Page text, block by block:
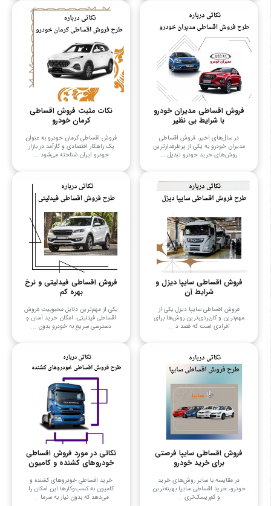
فروش اقساطی مدیران خودرو
با شرایط بی نظیر
در سال‌های اخیر، فروش اقساطی
مدیران خودرو به یکی از پرطرفدارترین
روش‌های خرید خودرو تبدیل ...
نکات مثبت فروش اقساطی
کرمان خودرو
فروش اقساطی کرمان خودرو به عنوان
یک راهکار اقتصادی و کارآمد در بازار
خودرو ایران شناخته می‌شود ...
فروش اقساطی سایپا دیزل و
شرایط آن
فروش اقساطی سایپا دیزل یکی از
مهم‌ترین و کاربردی‌ترین روش‌ها برای
افرادی است که قصد د ...
فروش اقساطی فیدلیتی و نرخ
بهره کم
یکی از مهم‌ترین دلایل محبوبیت فروش
اقساطی فیدلیتی، امکان خرید آسان و
دسترسی سریع به خودرو بدون ...
فروش اقساطی سایپا فرصتی
برای خرید خودرو
در مقایسه با سایر روش‌های خرید
خودرو، خرید اقساطی سایپا بهینه‌ترین
و کم‌ریسک‌تری ...
نکاتی در مورد فروش اقساطی
خودروهای کشنده و کامیون
خرید اقساطی خودروهای کشنده و
کامیون به کسب‌وکارها این امکان را
می‌دهد که بدون نیاز به سرما ...